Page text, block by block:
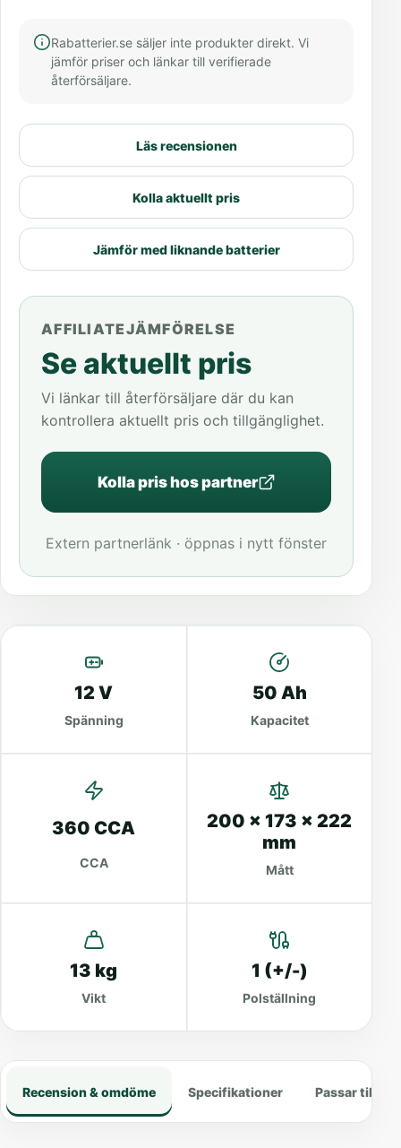
Rabatterier.se säljer inte produkter direkt. Vi
jämför priser och länkar till verifierade
återförsäljare.
Läs recensionen
Kolla aktuellt pris
Jämför med liknande batterier
AFFILIATEJÄMFÖRELSE
Se aktuellt pris
Vi länkar till återförsäljare där du kan
kontrollera aktuellt pris och tillgänglighet.
Kolla pris hos partner
Extern partnerlänk · öppnas i nytt fönster
12 V
Spänning
50 Ah
Kapacitet
360 CCA
CCA
200 x 173 x 222
mm
Mått
13 kg
Vikt
1 (+/-)
Polställning
Recension & omdöme Specifikationer Passar till